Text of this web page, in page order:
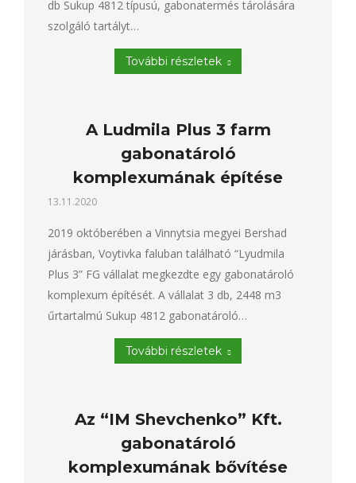
db Sukup 4812 típusú, gabonatermés tárolására
szolgáló tartályt…
További részletek
A Ludmila Plus 3 farm
gabonatároló
komplexumának építése
13.11.2020
2019 októberében a Vinnytsia megyei Bershad
járásban, Voytivka faluban található “Lyudmila
Plus 3” FG vállalat megkezdte egy gabonatároló
komplexum építését. A vállalat 3 db, 2448 m3
űrtartalmú Sukup 4812 gabonatároló…
További részletek
Az “IM Shevchenko” Kft.
gabonatároló
komplexumának bővítése